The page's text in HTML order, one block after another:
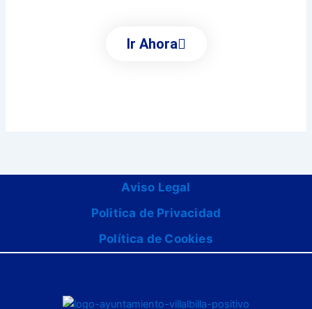
Ir Ahora
Aviso Legal
Politica de Privacidad
Política de Cookies